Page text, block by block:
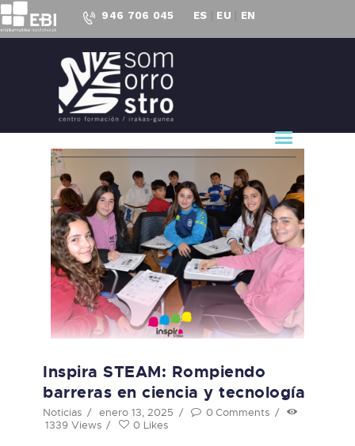
946 706 045 ES EU EN
CENTRO FORMACIÓN
SOMORROSTRO
CF Somorrostro
NUESTRO CENTRO
FORMACIÓN
ACTUALIDAD
PROYECTOS
ACCESO AL
EMPLEO
Inspira STEAM: Rompiendo
barreras en ciencia y tecnología
Noticias enero 13, 2025 0 Comments
1339 Views 0 Likes